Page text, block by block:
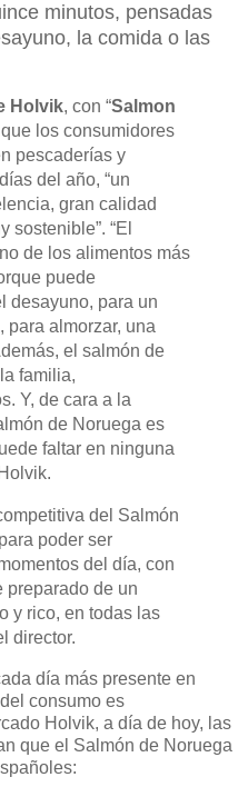
minutos, pensadas
la comida o las
Holvik, con “Salmon
los consumidores
pescaderías y
del año, “un
gran calidad
sostenible”. “El
de los alimentos más
puede
desayuno, para un
para almorzar, una
el salmón de
familia,
Y, de cara a la
de Noruega es
faltar en ninguna
del Salmón
poder ser
del día, con
preparado de un
y rico, en todas las
director.
día más presente en
consumo es
Holvik, a día de hoy, las
que el Salmón de Noruega